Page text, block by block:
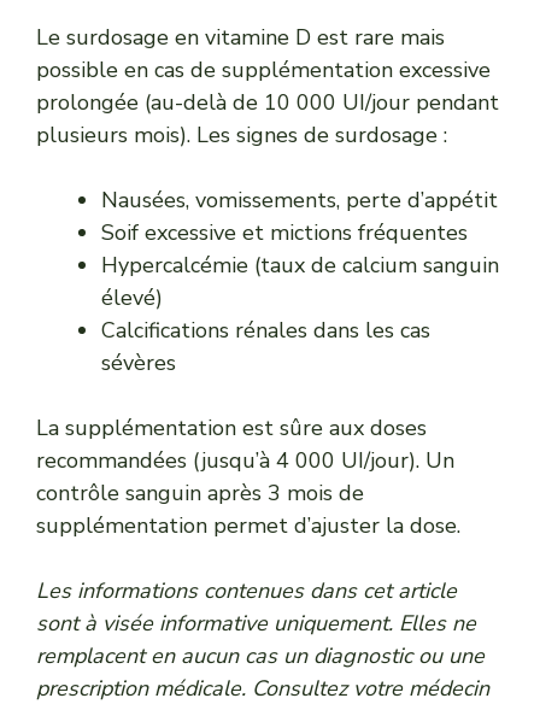
Le surdosage en vitamine D est rare mais
possible en cas de supplémentation excessive
prolongée (au-delà de 10 000 UI/jour pendant
plusieurs mois). Les signes de surdosage :
Nausées, vomissements, perte d’appétit
Soif excessive et mictions fréquentes
Hypercalcémie (taux de calcium sanguin
élevé)
Calcifications rénales dans les cas
sévères
La supplémentation est sûre aux doses
recommandées (jusqu’à 4 000 UI/jour). Un
contrôle sanguin après 3 mois de
supplémentation permet d’ajuster la dose.
Les informations contenues dans cet article
sont à visée informative uniquement. Elles ne
remplacent en aucun cas un diagnostic ou une
prescription médicale. Consultez votre médecin